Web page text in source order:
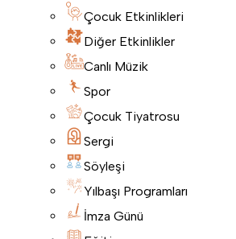
Çocuk Etkinlikleri
Diğer Etkinlikler
Canlı Müzik
Spor
Çocuk Tiyatrosu
Sergi
Söyleşi
Yılbaşı Programları
İmza Günü